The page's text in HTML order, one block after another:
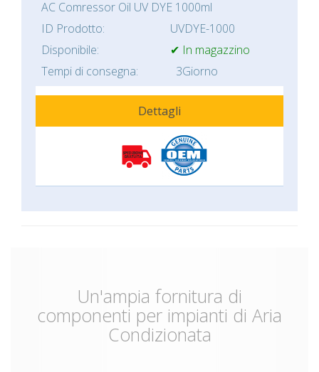
AC Comressor Oil UV DYE 1000ml
ID Prodotto:
UVDYE-1000
Disponibile:
✔ In magazzino
Tempi di consegna:
3Giorno
Dettagli
Un'ampia fornitura di
componenti per impianti di Aria
Condizionata